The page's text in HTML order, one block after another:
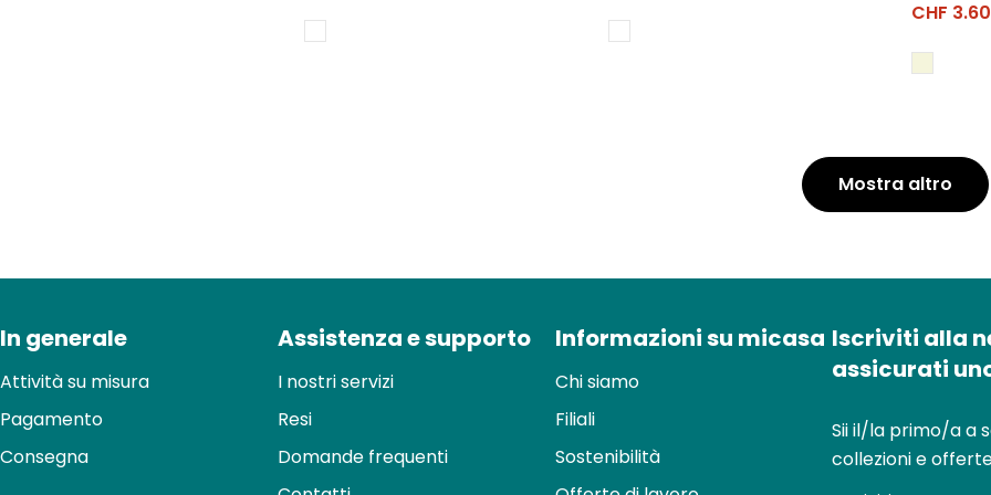
vendita
vendita
Prezzo
vendita
CHF 3.60
Prezzo
Mostra altro
In generale
Attività su misura
Pagamento
Consegna
Assistenza e supporto
I nostri servizi
Resi
Domande frequenti
Informazioni su micasa
Chi siamo
Filiali
Sostenibilità
Iscriviti alla
assicurati
Sii il/la primo/a a
collezioni e